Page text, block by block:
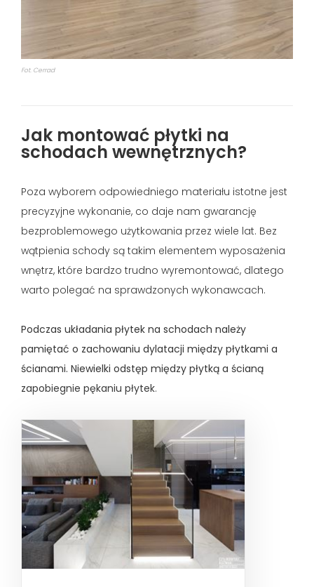
Fot. Cerrad
Jak montować płytki na
schodach wewnętrznych?
Poza wyborem odpowiedniego materiału istotne jest
precyzyjne wykonanie, co daje nam gwarancję
bezproblemowego użytkowania przez wiele lat. Bez
wątpienia schody są takim elementem wyposażenia
wnętrz, które bardzo trudno wyremontować, dlatego
warto polegać na sprawdzonych wykonawcach.
Podczas układania płytek na schodach należy
pamiętać o zachowaniu dylatacji między płytkami a
ścianami. Niewielki odstęp między płytką a ścianą
zapobiegnie pękaniu płytek.